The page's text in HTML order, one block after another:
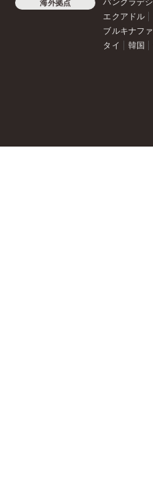
海外拠点 バングラデ
エクアドル
ブルキナフ
タイ
韓国